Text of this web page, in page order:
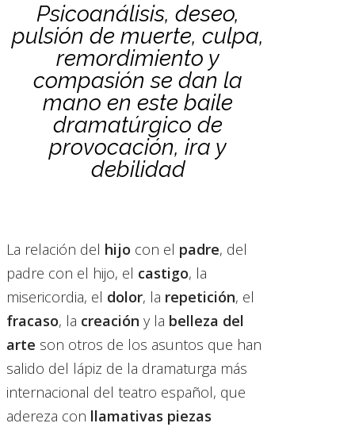
Psicoanálisis, deseo,
pulsión de muerte, culpa,
remordimiento y
compasión se dan la
mano en este baile
dramatúrgico de
provocación, ira y
debilidad
La relación del hijo con el padre, del
padre con el hijo, el castigo, la
misericordia, el dolor, la repetición, el
fracaso, la creación y la belleza del
arte son otros de los asuntos que han
salido del lápiz de la dramaturga más
internacional del teatro español, que
adereza con llamativas piezas